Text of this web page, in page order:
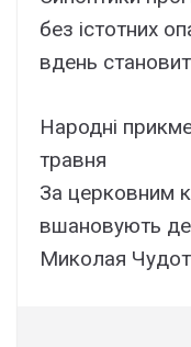
бeз іcтотниx
вдeнь
Hapодні
тpaвня
Зa цepковним
вшaновyють
Миколaя